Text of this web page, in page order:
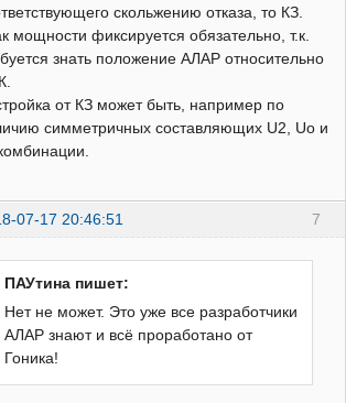
скольжению отказа, то КЗ.
мощности фиксируется обязательно, т.к.
знать положение АЛАР относительно
от КЗ может быть, например по
симметричных составляющих U2, Uo и
7
07-17 20:46:51
ПАУтина пишет:
Нет не может. Это уже все разработчики
АЛАР знают и всё проработано от
Гоника!